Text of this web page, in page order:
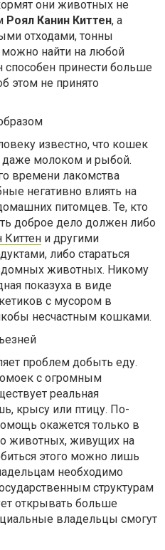
они животных не
Роял Канин Киттен, а
отходами, тонны
можно найти на любой
принести больше
этом не принято
известно, что кошек
даже молоком и рыбой.
времени лакомства
негативно влиять на
питомцев. Те, кто
доброе дело должен либо
Киттен и другими
либо стараться
животных. Никому
показуха в виде
с мусором в
несчастным кошками.
проблем добыть еду.
с огромным
реальная
крысу или птицу. По-
окажется только в
животных, живущих на
этого можно лишь
необходимо
структурам
открывать больше
владельцы смогут